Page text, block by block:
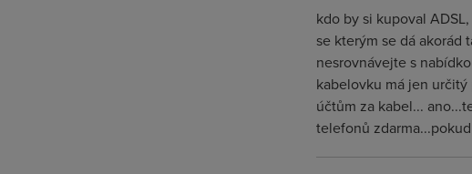
kdo by si kupoval
se kterým se dá
nesrovnávejte s
kabelovku má jen
účtům za kabel...
telefonů